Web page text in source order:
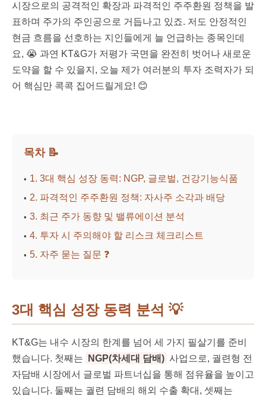
시장으로의 공격적인 확장과 파격적인 주주환원 정책을 발
표하며 주가의 주인공으로 거듭나고 있죠. 저도 안정적인
현금 흐름을 선호하는 지인들에게 늘 언급하는 종목인데
요, 😭 과연 KT&G가 저평가 국면을 완전히 벗어나 새로운
도약을 할 수 있을지, 오늘 제가 여러분의 투자 조력자가 되
어 핵심만 콕콕 집어드릴게요! 😊
목차 📝
1. 3대 핵심 성장 동력: NGP, 글로벌, 건강기능식품
2. 파격적인 주주환원 정책: 자사주 소각과 배당
3. 최근 주가 동향 및 밸류에이션 분석
4. 투자 시 주의해야 할 리스크 체크리스트
5. 자주 묻는 질문 ❓
3대 핵심 성장 동력 분석 💡
KT&G는 내수 시장의 한계를 넘어 세 가지 필살기를 준비
했습니다. 첫째는
NGP(차세대 담배) 사업으로, 궐련형 전
자담배 시장에서 글로벌 파트너십을 통해 점유율을 높이고
있습니다. 둘째는 궐련 담배의 해외 수출 확대, 셋째는